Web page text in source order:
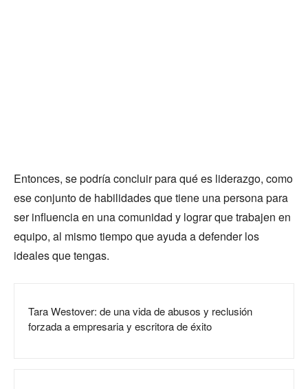
Entonces, se podría concluir para qué es liderazgo, como
ese conjunto de habilidades que tiene una persona para
ser influencia en una comunidad y lograr que trabajen en
equipo, al mismo tiempo que ayuda a defender los
ideales que tengas.
Tara Westover: de una vida de abusos y reclusión
forzada a empresaria y escritora de éxito